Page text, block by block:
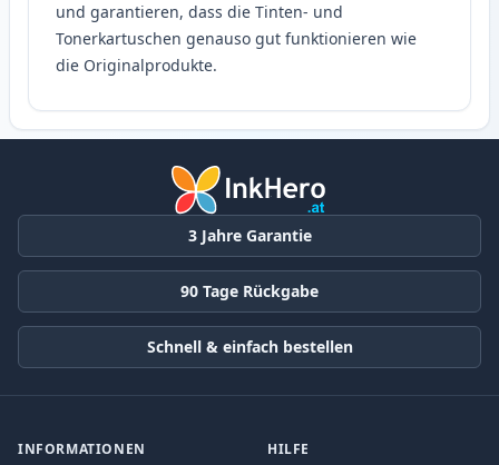
und garantieren, dass die Tinten- und
Tonerkartuschen genauso gut funktionieren wie
die Originalprodukte.
3 Jahre Garantie
90 Tage Rückgabe
Schnell & einfach bestellen
INFORMATIONEN HILFE